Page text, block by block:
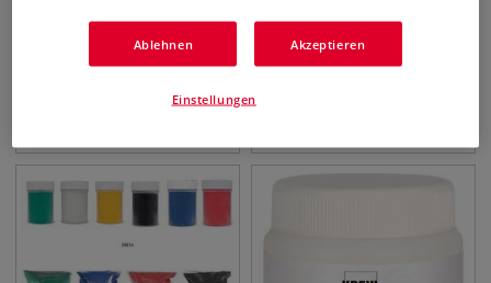
GERSTAECKER Rührhölzer
GLOREX
Wachsfarbpigmente
Ablehnen Akzeptieren
Einstellungen